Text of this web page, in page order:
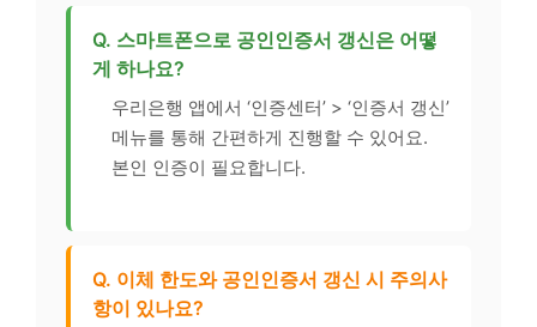
Q. 스마트폰으로 공인인증서 갱신은 어떻
게 하나요?
우리은행 앱에서 ‘인증센터’ > ‘인증서 갱신’
메뉴를 통해 간편하게 진행할 수 있어요.
본인 인증이 필요합니다.
Q. 이체 한도와 공인인증서 갱신 시 주의사
항이 있나요?